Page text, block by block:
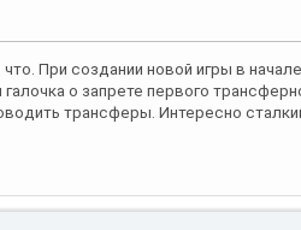
что. При создании новой игры в
о запрете первого
трансферы. Интересно